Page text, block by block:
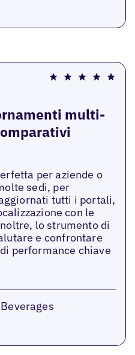
multi-
per aziende o
sedi, per
tutti i portali,
con le
lo strumento di
e confrontare
performance chiave